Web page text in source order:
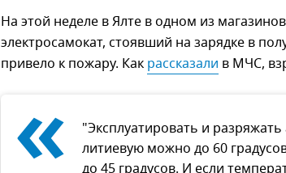
На этой неделе в Ялте в одном из
электросамокат, стоявший на зарядке в
привело к пожару. Как рассказали в МЧС,
«
"Эксплуатировать и
литиевую можно до 60